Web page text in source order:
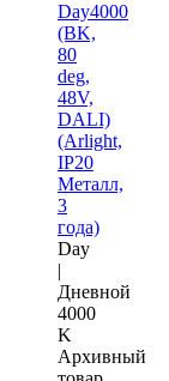
Day4000
(BK,
80
deg,
48V,
DALI)
(Arlight,
IP20
Металл,
3
года)
Day
|
Дневной
4000
K
Архивный